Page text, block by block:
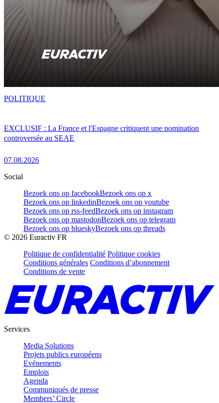
EXCLUSIF : La France et l'Espagne critiquent une nomination
controversée au SEAE
07.08.2026
POLITIQUE
Social
Bezoek ons op facebookBezoek ons op x
Bezoek ons op linkedinBezoek ons op youtube
Bezoek ons op rss-feedBezoek ons op instagram
Bezoek ons op mastodonBezoek ons op telegram
Bezoek ons op blueskyBezoek ons op threads
© 2026 Euractiv FR
Politique de confidentialité Politique cookies
Conditions générales Conditions d’abonnement
Conditions de vente
Services
Media Solutions
Projets publics européens
Evénements
Emplois
Agenda
Communiqués de presse
Members’ Circle